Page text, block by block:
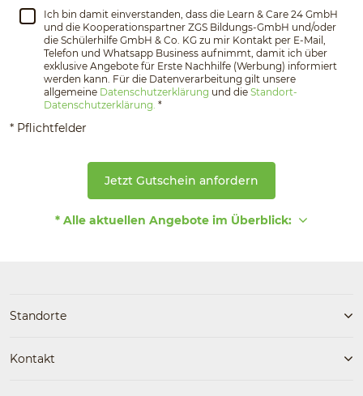
Ich bin damit einverstanden, dass die Learn & Care 24 GmbH
und die Kooperationspartner ZGS Bildungs-GmbH und/oder
die Schülerhilfe GmbH & Co. KG zu mir Kontakt per E-Mail,
Telefon und Whatsapp Business aufnimmt, damit ich über
exklusive Angebote für Erste Nachhilfe (Werbung) informiert
werden kann. Für die Datenverarbeitung gilt unsere
allgemeine Datenschutzerklärung und die Standort-
Datenschutzerklärung. *
* Pflichtfelder
Jetzt Gutschein anfordern
* Alle aktuellen Angebote im Überblick:
Standorte
Kontakt